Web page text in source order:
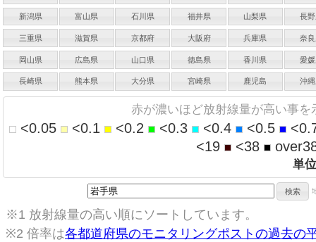
新潟県 富山県 石川県 福井県 山梨県 長
三重県 滋賀県 京都府 大阪府 兵庫県 奈
岡山県 広島県 山口県 徳島県 香川県 愛
長崎県 熊本県 大分県 宮崎県 鹿児島 沖
赤が濃いほど放射線量が高い事を
<0.05 <0.1 <0.2 <0.3 <0.4 <0.5
<19
<38
単位
※1 放射線量の高い順にソートしています。
※2 倍率は各都道府県のモニタリングポストの過去の